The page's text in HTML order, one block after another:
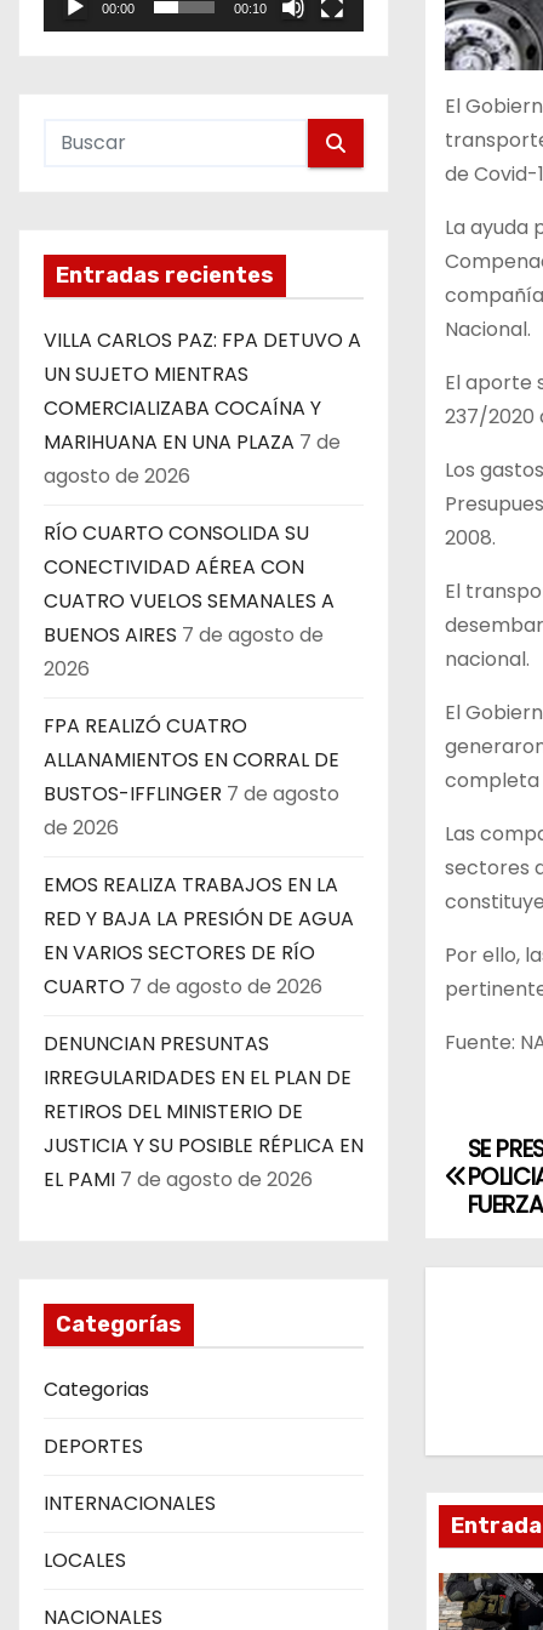
00:00 00:10
Entradas recientes
VILLA CARLOS PAZ: FPA DETUVO A
UN SUJETO MIENTRAS
COMERCIALIZABA COCAÍNA Y
MARIHUANA EN UNA PLAZA 7 de
agosto de 2026
RÍO CUARTO CONSOLIDA SU
CONECTIVIDAD AÉREA CON
CUATRO VUELOS SEMANALES A
BUENOS AIRES 7 de agosto de
2026
FPA REALIZÓ CUATRO
ALLANAMIENTOS EN CORRAL DE
BUSTOS-IFFLINGER 7 de agosto
de 2026
EMOS REALIZA TRABAJOS EN LA
RED Y BAJA LA PRESIÓN DE AGUA
EN VARIOS SECTORES DE RÍO
CUARTO 7 de agosto de 2026
DENUNCIAN PRESUNTAS
IRREGULARIDADES EN EL PLAN DE
RETIROS DEL MINISTERIO DE
JUSTICIA Y SU POSIBLE RÉPLICA EN
EL PAMI 7 de agosto de 2026
Categorías
Categorias
DEPORTES
INTERNACIONALES
LOCALES
NACIONALES
El
de Covid-
La ayuda
Nacional.
El aporte
237/2020
Los
2008.
El
nacional.
El
completa
Las
sectores
Por ello,
Fuente:
N
v
c
i
ó
n
SE
FUERZA